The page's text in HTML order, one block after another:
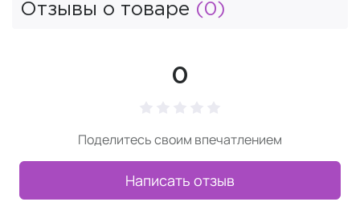
Отзывы о товаре (0)
0
Поделитесь своим впечатлением
Написать отзыв